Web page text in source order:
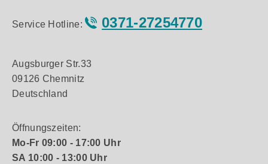
Service Hotline: 0371-27254770
Augsburger Str.33
09126 Chemnitz
Deutschland
Öffnungszeiten:
Mo-Fr 09:00 - 17:00 Uhr
SA 10:00 - 13:00 Uhr